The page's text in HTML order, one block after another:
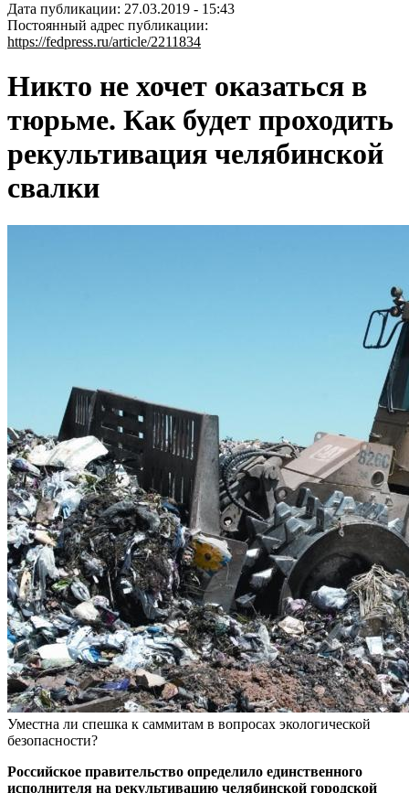
Дата публикации: 27.03.2019 - 15:43
Постоянный адрес публикации:
https://fedpress.ru/article/2211834
Никто не хочет оказаться в
тюрьме. Как будет проходить
рекультивация челябинской
свалки
Уместна ли спешка к саммитам в вопросах экологической
безопасности?
Российское правительство определило единственного
исполнителя на рекультивацию челябинской городской